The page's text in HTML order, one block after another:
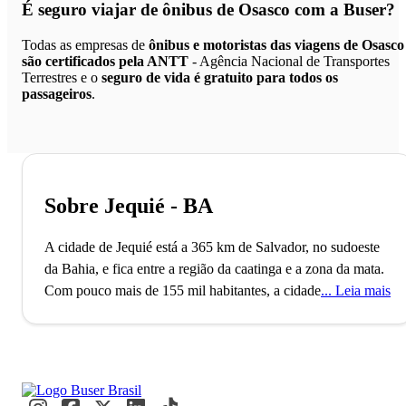
É seguro viajar de ônibus de Osasco com a Buser?
Todas as empresas de ônibus e motoristas das viagens de Osasco
são certificados pela ANTT - Agência Nacional de Transportes
Terrestres e o seguro de vida é gratuito para todos os
passageiros.
Sobre Jequié - BA
A cidade de Jequié está a 365 km de Salvador, no sudoeste
da Bahia, e fica entre a região da caatinga e a zona da mata.
Com pouco mais de 155 mil habitantes, a cidade é também
também havia sido devastada há alguns anos atrás, em 1871,
Leia mais